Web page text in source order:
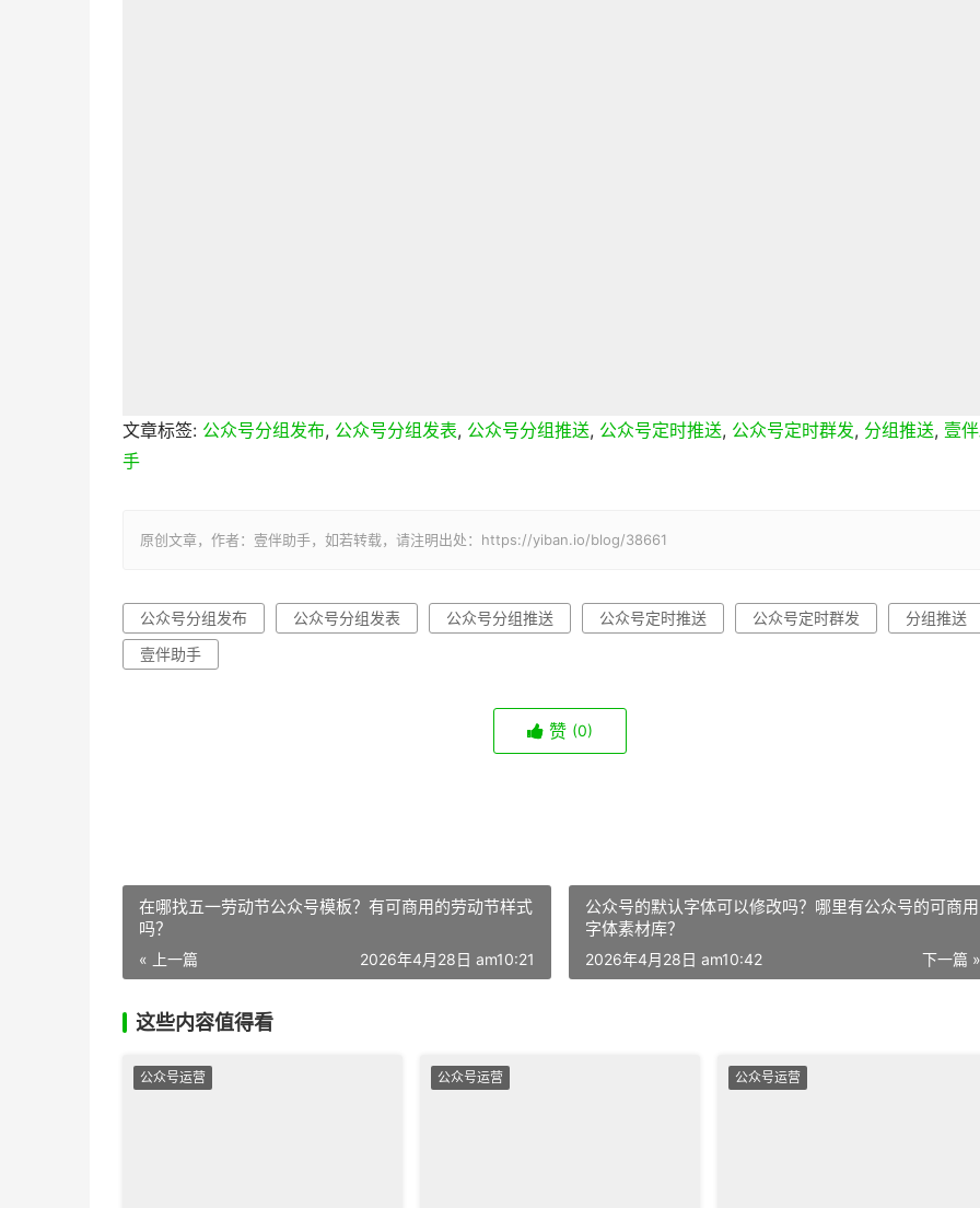
文章标签: 公众号分组发布, 公众号分组发表, 公众号分组推送, 公众号定时推送, 公众号定时群发, 分组推送, 壹
手
原创文章，作者：壹伴助手，如若转载，请注明出处：https://yiban.io/blog/38661
公众号分组发布 公众号分组发表 公众号分组推送 公众号定时推送 公众号定时群发
分组推送
壹伴助手
赞 (0)
在哪找五一劳动节公众号模板？有可商用的劳动节样式
吗？
« 上一篇 2026年4月28日 am10:21
公众号的默认字体可以修改吗？哪里有公众号的可商用
字体素材库？
下一篇 »
2026年4月28日 am10:42
这些内容值得看
公众号运营 公众号运营 公众号运营